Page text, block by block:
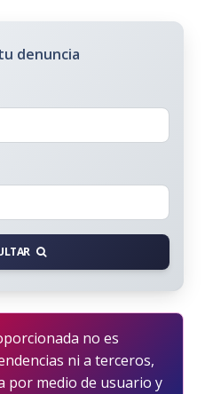
denuncia
no es
ni a terceros,
por medio de usuario y